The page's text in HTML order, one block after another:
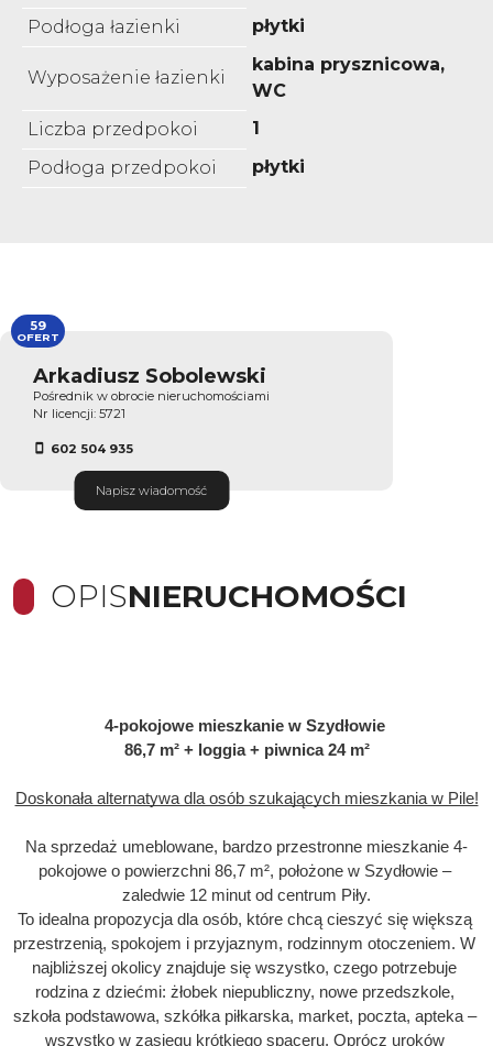
Podłoga łazienki
płytki
Wyposażenie łazienki
kabina prysznicowa,
WC
Liczba przedpokoi
1
Podłoga przedpokoi
płytki
Arkadiusz Sobolewski
Pośrednik w obrocie nieruchomościami
Nr licencji: 5721
602 504 935
Napisz wiadomość
59
OFERT
OPISNIERUCHOMOŚCI
4-pokojowe mieszkanie w Szydłowie
86,7 m² + loggia + piwnica 24 m²
Doskonała alternatywa dla osób szukających mieszkania w Pile!
Na sprzedaż umeblowane, bardzo przestronne mieszkanie 4-
pokojowe o powierzchni 86,7 m², położone w Szydłowie –
zaledwie 12 minut od centrum Piły.
To idealna propozycja dla osób, które chcą cieszyć się większą
przestrzenią, spokojem i przyjaznym, rodzinnym otoczeniem. W
najbliższej okolicy znajduje się wszystko, czego potrzebuje
rodzina z dziećmi: żłobek niepubliczny, nowe przedszkole,
szkoła podstawowa, szkółka piłkarska, market, poczta, apteka –
wszystko w zasięgu krótkiego spaceru. Oprócz uroków